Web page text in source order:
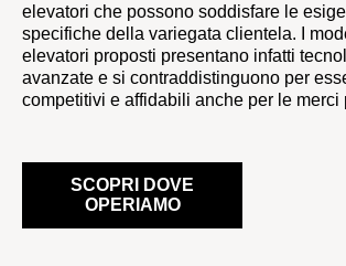
elevatori che possono soddisfare le
specifiche della variegata clientela. I
elevatori proposti presentano infatti
avanzate e si contraddistinguono per
competitivi e affidabili anche per le merci
SCOPRI DOVE
OPERIAMO